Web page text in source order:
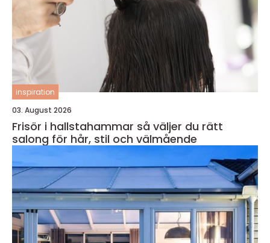
inspiration
03. August 2026
Frisör i hallstahammar så väljer du rätt
salong för hår, stil och välmående